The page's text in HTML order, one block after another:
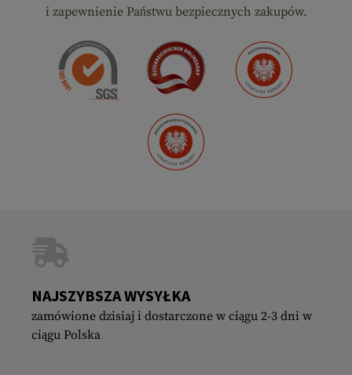
i zapewnienie Państwu bezpiecznych zakupów.
NAJSZYBSZA WYSYŁKA
zamówione dzisiaj i dostarczone w ciągu 2-3 dni w
ciągu Polska